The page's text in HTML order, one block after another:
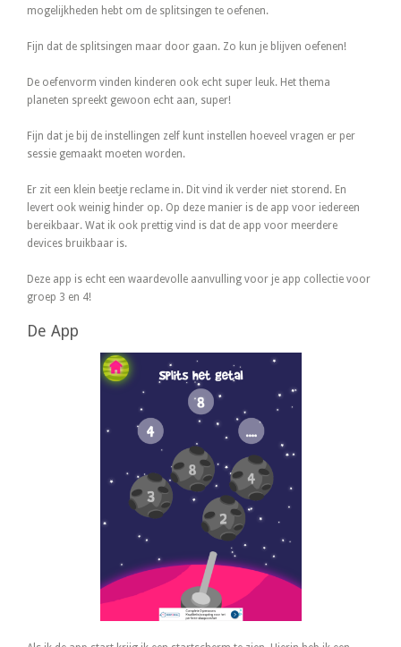
mogelijkheden hebt om de splitsingen te oefenen.
Fijn dat de splitsingen maar door gaan. Zo kun je blijven oefenen!
De oefenvorm vinden kinderen ook echt super leuk. Het thema
planeten spreekt gewoon echt aan, super!
Fijn dat je bij de instellingen zelf kunt instellen hoeveel vragen er per
sessie gemaakt moeten worden.
Er zit een klein beetje reclame in. Dit vind ik verder niet storend. En
levert ook weinig hinder op. Op deze manier is de app voor iedereen
bereikbaar. Wat ik ook prettig vind is dat de app voor meerdere
devices bruikbaar is.
Deze app is echt een waardevolle aanvulling voor je app collectie voor
groep 3 en 4!
De App